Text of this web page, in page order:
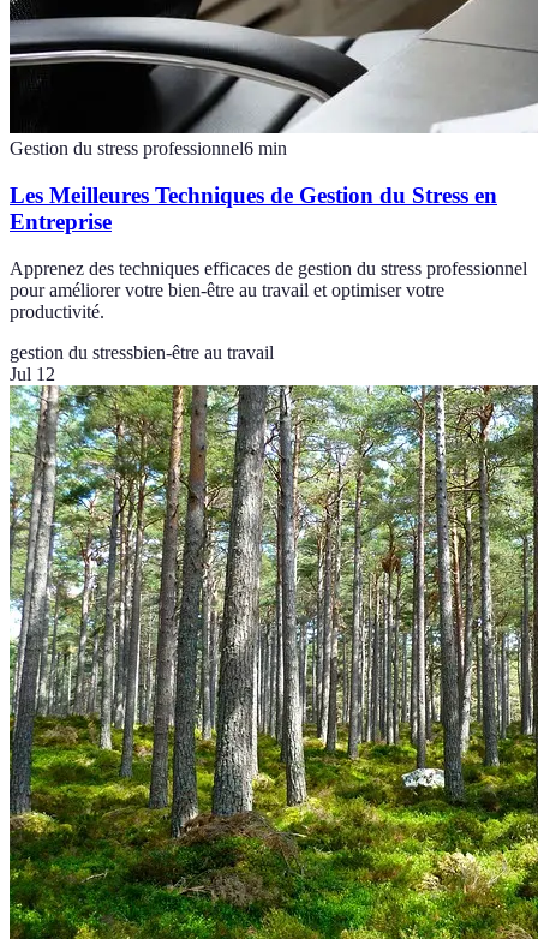
Gestion du stress professionnel6 min
Les Meilleures Techniques de Gestion du Stress en
Entreprise
Apprenez des techniques efficaces de gestion du stress professionnel
pour améliorer votre bien-être au travail et optimiser votre
productivité.
gestion du stressbien-être au travail
Jul 12